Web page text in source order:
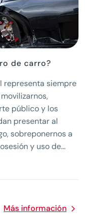
de carro?
representa siempre
público y los
presentar al
sobreponernos a
y uso de...
Más información